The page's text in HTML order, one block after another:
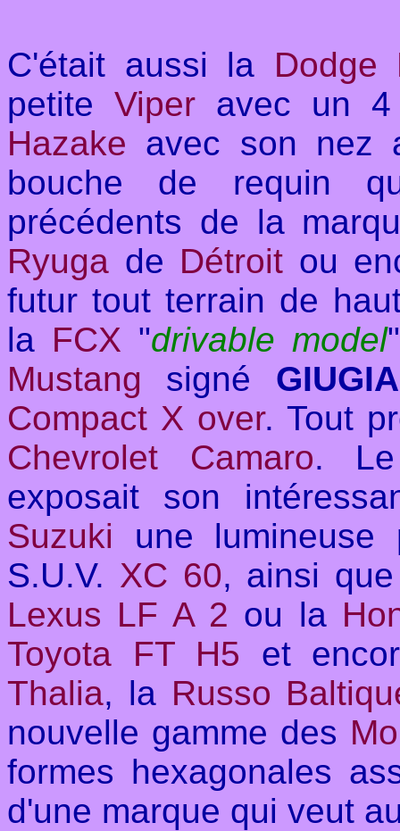
C'était aussi la Dodge
petite Viperavec un 4
Hazake avec son nez
bouche de requin
précédents de la
Ryuga de Détroit ou
futur tout terrain de
la FCX "drivable model
Mustang signé
Compact X over. Tout
Chevrolet Camaro. Le
exposait son
Suzuki une
S.U.V. XC 60, ainsi
Lexus LF A 2 ou la
Toyota FT H5 et
Thalia, la Russo
nouvelle gamme des
formes hexagonales
d'une marque qui veut